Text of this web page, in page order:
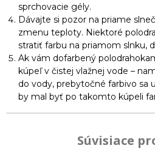
sprchovacie gély.
Dávajte si pozor na priame
zmenu teploty. Niektoré
stratiť farbu na priamom slnku,
Ak vám dofarbený
kúpeľ v čistej vlažnej vode –
do vody, prebytočné farbivo sa
by mal byť po takomto kúpeli
Súvisiace